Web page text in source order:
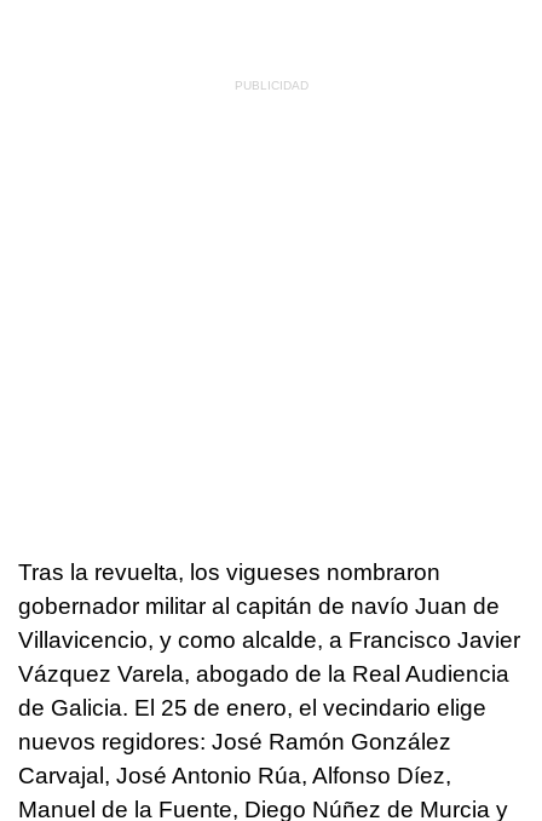
Tras la revuelta, los vigueses nombraron
gobernador militar al capitán de navío Juan de
Villavicencio, y como alcalde, a Francisco Javier
Vázquez Varela, abogado de la Real Audiencia
de Galicia. El 25 de enero, el vecindario elige
nuevos regidores: José Ramón González
Carvajal, José Antonio Rúa, Alfonso Díez,
Manuel de la Fuente, Diego Núñez de Murcia y